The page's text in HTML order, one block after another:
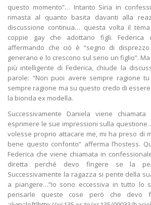
questo momento”… Intanto Siria in
rimasta al quanto basita davanti alla
discussione continua… questa volta il
coppie gay che adottano figli. Federica
affermando che ciò è “segno di
generano e lo crescono sul serio un figlio”.
più intelligente di Federica, chiude la
parole: “Non puoi avere sempre ragione tu
sempre ragione ma su questo credo di
la bionda ex modella.
Successivamente Daniela viene
esprimere le sue impressioni sulla
volesse proprio attacare me, mi ha preso di
bene questo confonto” afferma l’hostess.
Federica che viene chiamata in
diretta perché devo fingere se la
Successivamente la ragazza si pente della
a piangere…“Io sono eccessiva in tutto lo
pensarle queste cose però che devo